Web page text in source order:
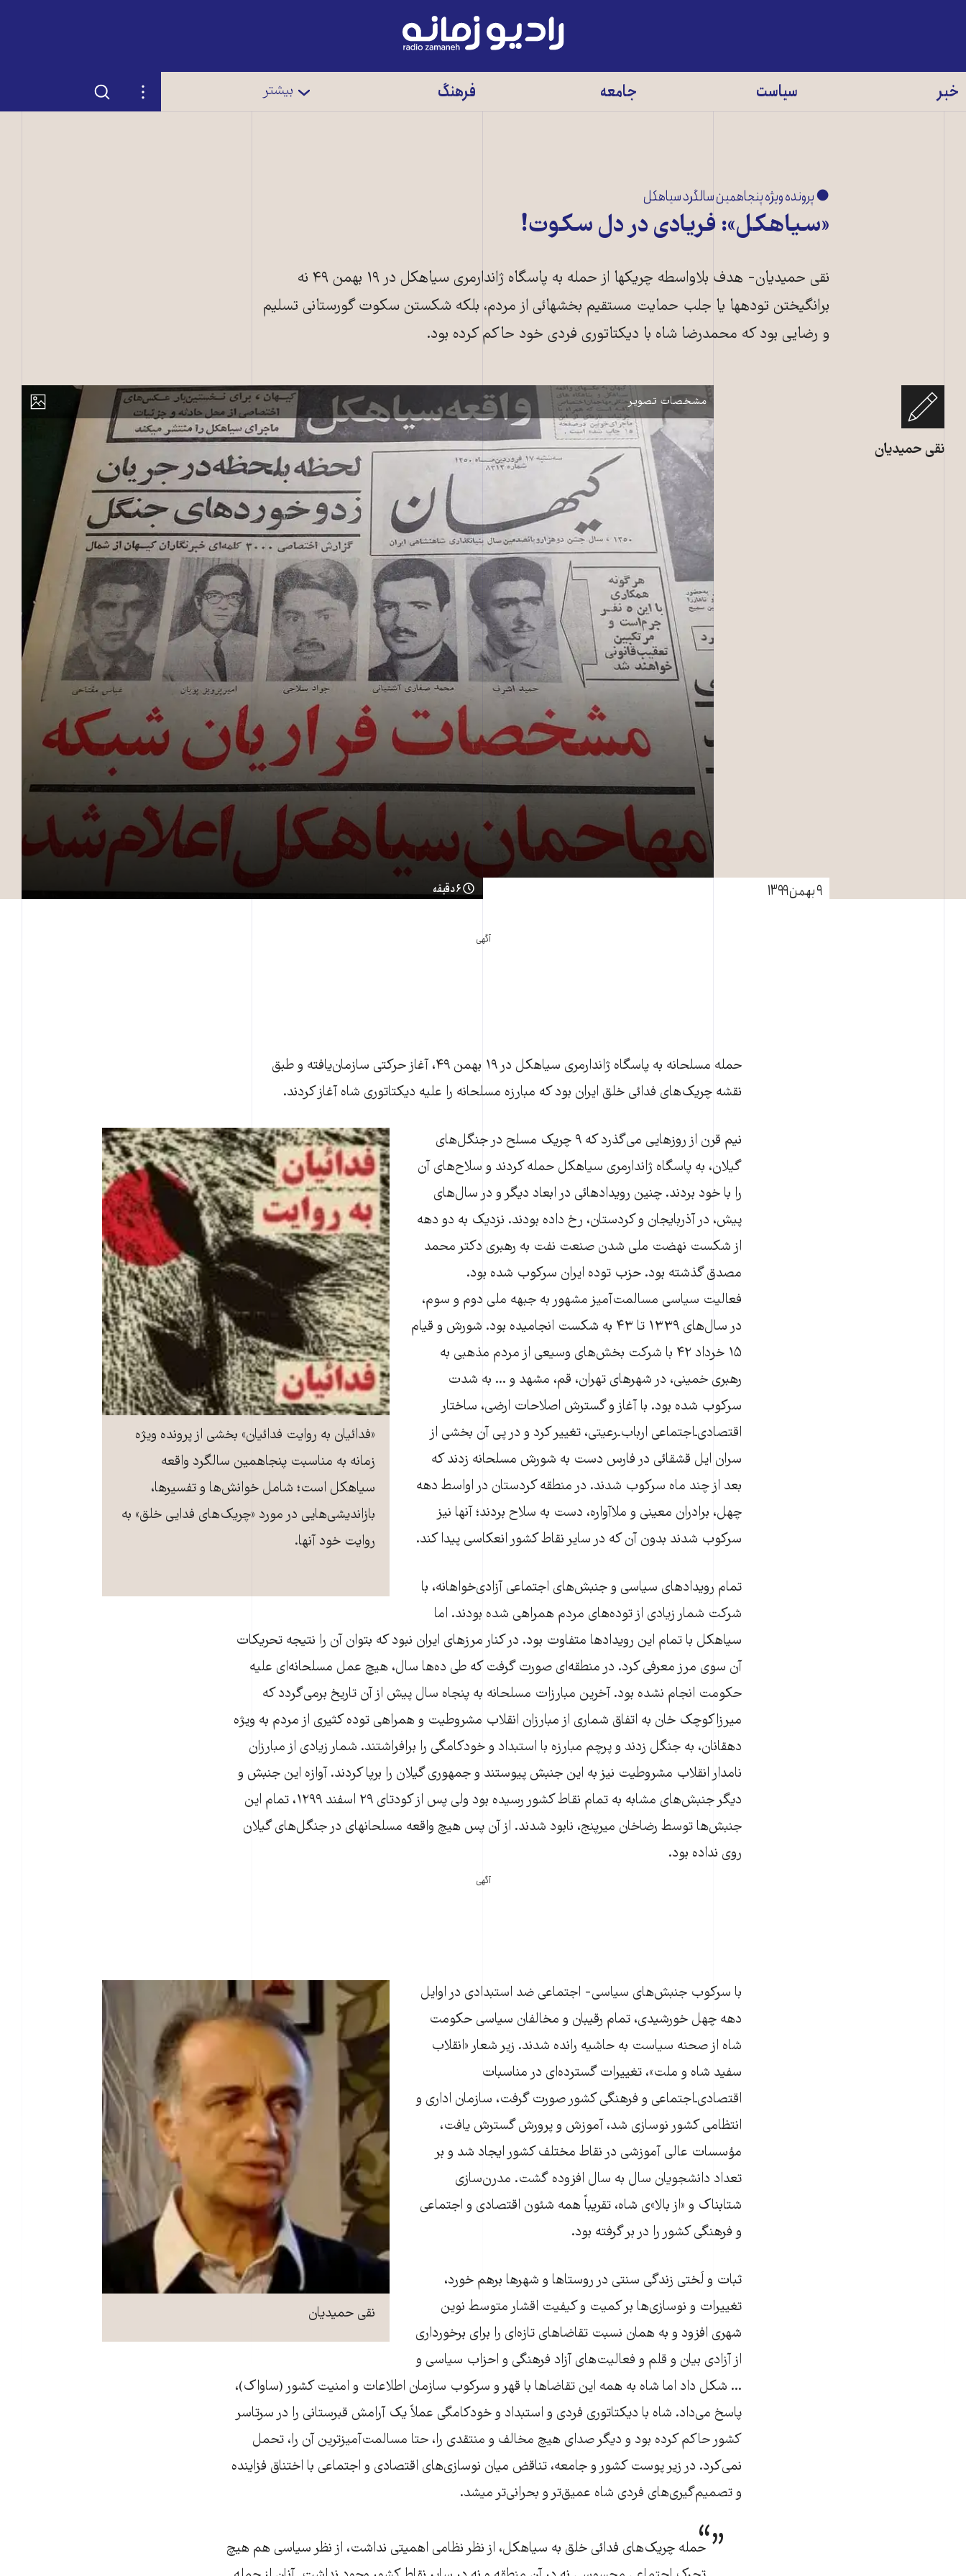
رادیو
زمانه
خبر سیاست جامعه فرهنگ بیشتر تنظیمات جستجو
● پرونده ویژه پنجاهمین سالگرد سیاهکل
«سیاهکل»: فریادی در دل سکوت!
نقی حمیدیان- هدف بلاواسطه‫ چریکها از حمله به پاسگاه ژاندارمری سیاهکل در ۱۹ بهمن ۴۹ نه
برانگیختن توده‫ها یا جلب حمایت مستقیم بخش‫هائی از مردم، بلکه شکستن سکوت گورستانی تسلیم
و رضایی بود که محمدرضا شاه با دیکتاتوری فردی خود حاکم کرده بود.
نقی حمیدیان
نمایش
مشخصات تصویر
۹ بهمن ۱۳۹۹ ۶ دقیقه
آگهی
حمله مسلحانه به پاسگاه ژاندارمری سیاهکل در ۱۹ بهمن ۴۹، آغاز حرکتی سازمان‫‌یافته و طبق
نقشه‫ چریک‫‌های فدائی خلق ایران بود که مبارزه مسلحانه را علیه دیکتاتوری شاه آغاز کردند.
«فدائیان به روایت فدائیان» بخشی از پرونده ویژه
زمانه به مناسبت پنجاهمین سالگرد واقعه
سیاهکل است؛ شامل خوانش‌‌ها و تفسیرها،
بازاندیشی‌‌هایی در مورد «چریک‌‌های فدایی خلق» به
روایت خود آنها.
نیم قرن از روزهایی می‌‫گذرد که ۹ چریک مسلح در جنگل‫‌های
گیلان، به پاسگاه ژاندارمری سیاهکل حمله کردند و سلاح‫‌های آن
را با خود بردند. چنین رویدادهائی در ابعاد دیگر و در سال‫‌های
پیش، در آذربایجان و کردستان، رخ داده بودند. نزدیک به دو دهه
از شکست نهضت ملی شدن صنعت نفت به رهبری دکتر محمد
مصدق گذشته بود. حزب توده ایران سرکوب شده بود.
فعالیت‫ سیاسی مسالمت‫‌آمیز مشهور به جبهه‫ ملی دوم و سوم،
در سال‫‌های ۱۳۳۹ تا ۴۳ به شکست انجامیده بود. شورش و قیام
۱۵ خرداد ۴۲ با شرکت بخش‫‌های وسیعی از مردم مذهبی به
رهبری خمینی، در شهرهای تهران، قم، مشهد و ... به شدت
سرکوب شده بود. با آغاز و گسترش اصلاحات ارضی، ساختار
اقتصادی‌ـ‌اجتماعی ارباب‌ـ‌رعیتی، تغییر کرد و در پی آن بخشی از
سران ایل قشقائی‫ در فارس دست به شورش مسلحانه زدند که
بعد از چند ماه سرکوب شدند. در منطقه کردستان در اواسط دهه
چهل، برادران معینی و ملاآواره، دست به سلاح بردند؛ آن‫ها نیز
سرکوب شدند بدون آن که در سایر نقاط کشور انعکاسی پیدا کند.
تمام رویدادهای سیاسی و جنبش‫‌های اجتماعی آزادی‫‌خواهانه، با
شرکت شمار زیادی از توده‫‌های مردم همراهی شده بودند. اما
سیاهکل با تمام این رویدادها متفاوت بود. در کنار مرزهای ایران نبود که بتوان آن را نتیجه تحریکات
آن سوی مرز معرفی کرد. در منطقه‫‌ای صورت گرفت که طی ده‫‌ها سال، هیچ عمل مسلحانه‫‌ای علیه
حکومت انجام نشده بود. آخرین مبارزات مسلحانه به پنجاه سال پیش از آن تاریخ برمی‫‌گردد که
میرزاکوچک خان به اتفاق شماری از مبارزان انقلاب مشروطیت و همراهی توده‫ کثیری از مردم به ویژه
دهقانان، به جنگل زدند و پرچم مبارزه با استبداد و خودکامگی را برافراشتند. شمار زیادی از مبارزان
نامدار انقلاب مشروطیت نیز به این جنبش پیوستند و جمهوری گیلان را برپا کردند. آوازه‫ این جنبش و
دیگر جنبش‫‌های مشابه به تمام نقاط کشور رسیده بود ولی پس از کودتای ۲۹ اسفند ۱۲۹۹، تمام این
جنبش‫‌ها توسط رضاخان میرپنج، نابود شدند. از آن پس هیچ واقعه‫ مسلحانه‫ای در جنگل‌‌‫های گیلان
روی نداده بود.
آگهی
نقی حمیدیان
با سرکوب‫ جنبش‫‌های سیاسی- اجتماعی ضد استبدادی در اوایل
دهه چهل خورشیدی، تمام رقیبان و مخالفان سیاسی حکومت
شاه از صحنه‫ سیاست به حاشیه رانده شدند. زیر شعار «انقلاب
سفید شاه و ملت»، تغییرات گسترده‌ای در مناسبات
اقتصادی‌ـ‌اجتماعی و فرهنگی کشور صورت گرفت، سازمان اداری و
انتظامی کشور نوسازی ‫شد، آموزش و پرورش گسترش ‫یافت،
مؤسسات عالی آموزشی در نقاط مختلف کشور ایجاد ‫شد و بر
تعداد دانشجویان سال به سال افزوده ‫گشت. مدرن‫‌سازی
شتابناک و «از بالا»ی شاه، تقریباً همه‫ شئون اقتصادی و اجتماعی
و فرهنگی کشور را در بر گرفته بود.
ثبات و لَختی زندگی سنتی در روستاها و شهرها برهم ‫خورد،
تغییرات و نوسازی‫‌ها بر کمیت و کیفیت اقشار متوسط نوین
شهری افزود و به همان نسبت تقاضاهای تازه‌ای را برای برخورداری
از آزادی بیان و قلم و فعالیت‌های آزاد فرهنگی و احزاب سیاسی و
... شکل ‫داد اما شاه به همه‫ این تقاضاها با قهر و سرکوب سازمان اطلاعات و امنیت کشور (ساواک)،
پاسخ می‌داد. شاه با دیکتاتوری فردی و استبداد و خودکامگی عملاً یک آرامش قبرستانی را در سرتاسر
کشور حاکم کرده بود و دیگر صدای هیچ مخالف و منتقدی را، حتا مسالمت‌آمیزترین آن را، تحمل
نمی‌کرد. در زیر پوست کشور و جامعه، تناقض میان نوسازی‌های اقتصادی و اجتماعی با اختناق فزاینده
و تصمیم‌گیری‌های فردی شاه عمیق‫‌تر و بحرانی‫‌تر می‫شد.
حمله چریک‫‌های فدائی خلق به سیاهکل، از نظر نظامی اهمیتی نداشت، از نظر سیاسی هم هیچ